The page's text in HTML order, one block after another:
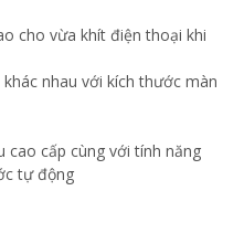
cho vừa khít điện thoại khi
nhau với kích thước màn
cấp cùng với tính năng
tự động